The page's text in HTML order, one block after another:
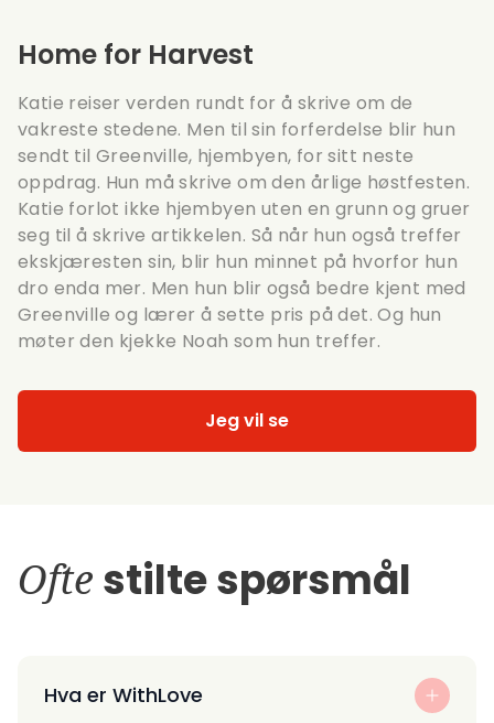
Home for Harvest
Katie reiser verden rundt for å skrive om de
vakreste stedene. Men til sin forferdelse blir hun
sendt til Greenville, hjembyen, for sitt neste
oppdrag. Hun må skrive om den årlige høstfesten.
Katie forlot ikke hjembyen uten en grunn og gruer
seg til å skrive artikkelen. Så når hun også treffer
ekskjæresten sin, blir hun minnet på hvorfor hun
dro enda mer. Men hun blir også bedre kjent med
Greenville og lærer å sette pris på det. Og hun
møter den kjekke Noah som hun treffer.
Jeg vil se
Ofte stilte spørsmål
Hva er WithLove